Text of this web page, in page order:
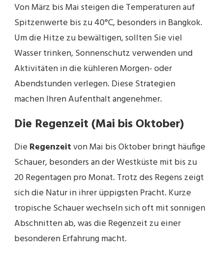
Von März bis Mai steigen die Temperaturen auf
Spitzenwerte bis zu 40°C, besonders in Bangkok.
Um die Hitze zu bewältigen, sollten Sie viel
Wasser trinken, Sonnenschutz verwenden und
Aktivitäten in die kühleren Morgen- oder
Abendstunden verlegen. Diese Strategien
machen Ihren Aufenthalt angenehmer.
Die Regenzeit (Mai bis Oktober)
Die Regenzeitvon Mai bis Oktober bringt häufige
Schauer, besonders an der Westküste mit bis zu
20 Regentagen pro Monat. Trotz des Regens zeigt
sich die Natur in ihrer üppigsten Pracht. Kurze
tropische Schauer wechseln sich oft mit sonnigen
Abschnitten ab, was die Regenzeit zu einer
besonderen Erfahrung macht.